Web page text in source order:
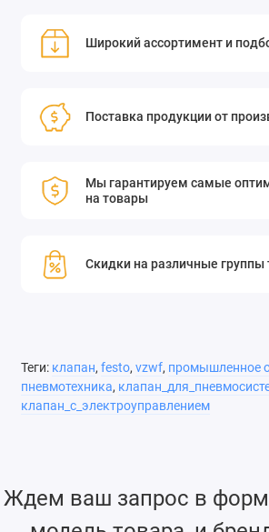
Широкий ассортимент и
Поставка продукции от
Мы гарантируем самые
на товары
Скидки на различные группы
Теги: клапан, festo, vzwf, промышленное
пневмотехника,
клапан_с_электроуправлением
Ждем ваш запрос в